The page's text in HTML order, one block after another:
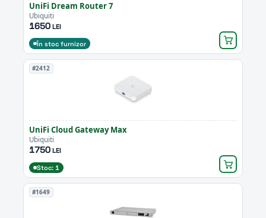
UniFi Dream Router 7
Ubiquiti
1650LEI
În stoc furnizor
#2412
UniFi Cloud Gateway Max
Ubiquiti
1750LEI
Stoc: 1
#1649